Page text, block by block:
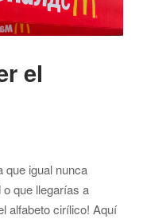
el
que igual nunca
que llegarías a
alfabeto cirílico! Aquí